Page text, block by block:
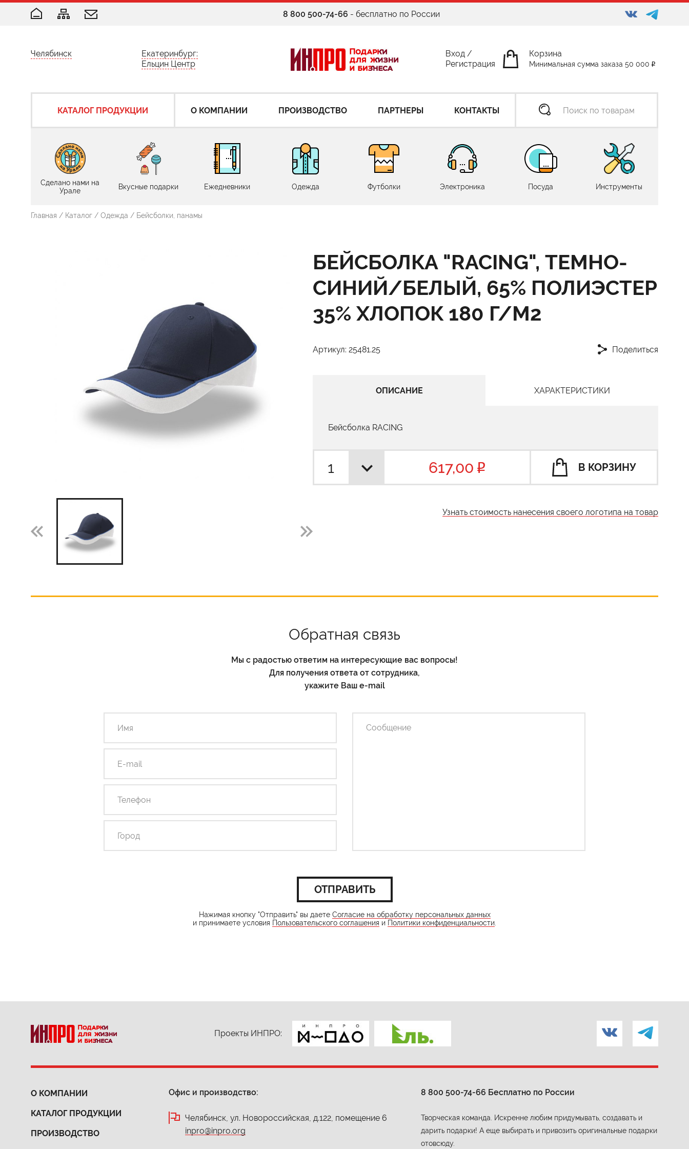
8 800 500-74-66 - бесплатно по России
Челябинск
Екатеринбург:
Ельцин Центр
Вход /
Регистрация
Корзина
Минимальная сумма заказа 50 000
КАТАЛОГ ПРОДУКЦИИ О КОМПАНИИ ПРОИЗВОДСТВО ПАРТНЕРЫ КОНТАКТЫ
Сделано нами на
Урале
Вкусные подарки Ежедневники Одежда Футболки Электроника Посуда Инструменты
Главная / Каталог / Одежда / Бейсболки, панамы
БЕЙСБОЛКА "RACING", ТЕМНО-
СИНИЙ/БЕЛЫЙ, 65% ПОЛИЭСТЕР
35% ХЛОПОК 180 Г/М2
Артикул: 25481.25 Поделиться
ОПИСАНИЕ ХАРАКТЕРИСТИКИ
Бейсболка RACING
617,00 В КОРЗИНУ
Узнать стоимость нанесения своего логотипа на товар
Обратная связь
Мы с радостью ответим на интересующие вас вопросы!
Для получения ответа от сотрудника,
укажите Ваш e-mail
ОТПРАВИТЬ
Нажимая кнопку "Отправить" вы даете Согласие на обработку персональных данных
и принимаете условия Пользовательского соглашения и Политики конфиденциальности
Проекты ИНПРО:
О КОМПАНИИ
КАТАЛОГ ПРОДУКЦИИ
ПРОИЗВОДСТВО
Офис и производство:
Челябинск, ул. Новороссийская, д.122, помещение 6
inpro@inpro.org
8 800 500-74-66 Бесплатно по России
Творческая команда. Искренне любим придумывать, создавать и
дарить подарки! А еще выбирать и привозить оригинальные подарки
отовсюду.